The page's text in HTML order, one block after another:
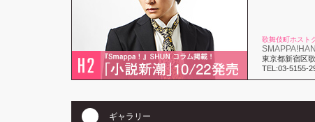
歌舞伎町ホスト
東京都新宿区
TEL:03-5155-
ギャラリー